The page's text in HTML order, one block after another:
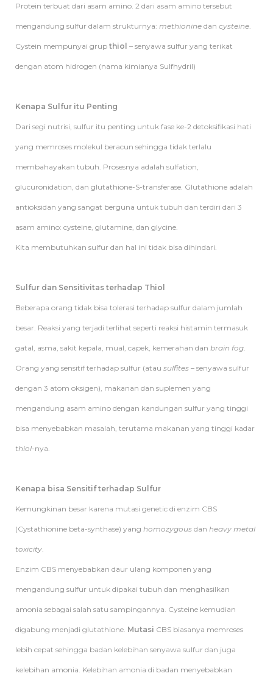
Protein terbuat dari asam amino. 2 dari asam amino tersebut
mengandung sulfur dalam strukturnya: methionine dan cysteine
Cystein mempunyai grup thiol – senyawa sulfur yang terikat
dengan atom hidrogen (nama kimianya Sulfhydril)
Kenapa Sulfur itu Penting
Dari segi nutrisi, sulfur itu penting untuk fase ke-2 detoksifikasi hati
yang memroses molekul beracun sehingga tidak terlalu
membahayakan tubuh. Prosesnya adalah sulfation,
glucuronidation, dan glutathione-S-transferase. Glutathione adalah
antioksidan yang sangat berguna untuk tubuh dan terdiri dari 3
asam amino: cysteine, glutamine, dan glycine.
Kita membutuhkan sulfur dan hal ini tidak bisa dihindari.
Sulfur dan Sensitivitas terhadap Thiol
Beberapa orang tidak bisa tolerasi terhadap sulfur dalam jumlah
besar. Reaksi yang terjadi terlihat seperti reaksi histamin termasuk
gatal, asma, sakit kepala, mual, capek, kemerahan dan brain fog
Orang yang sensitif terhadap sulfur (atau sulfites – senyawa sulfur
dengan 3 atom oksigen), makanan dan suplemen yang
mengandung asam amino dengan kandungan sulfur yang tinggi
bisa menyebabkan masalah, terutama makanan yang tinggi kadar
thiol-nya.
Kenapa bisa Sensitif terhadap Sulfur
Kemungkinan besar karena mutasi genetic di enzim CBS
(Cystathionine beta-synthase) yang homozygous dan heavy metal
toxicity
Enzim CBS menyebabkan daur ulang komponen yang
mengandung sulfur untuk dipakai tubuh dan menghasilkan
amonia sebagai salah satu sampingannya. Cysteine kemudian
digabung menjadi glutathione. Mutasi CBS biasanya memroses
lebih cepat sehingga badan kelebihan senyawa sulfur dan juga
kelebihan amonia. Kelebihan amonia di badan menyebabkan